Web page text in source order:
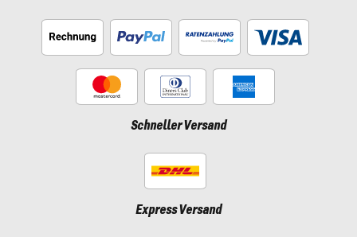
Schneller Versand
Express Versand